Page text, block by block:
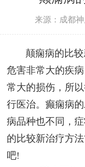
来源：成都
颠痫病的比
危害非常大的疾
常大的损伤，所
行医治。癫痫病
病品种也不同，
的比较新治疗方
吧!